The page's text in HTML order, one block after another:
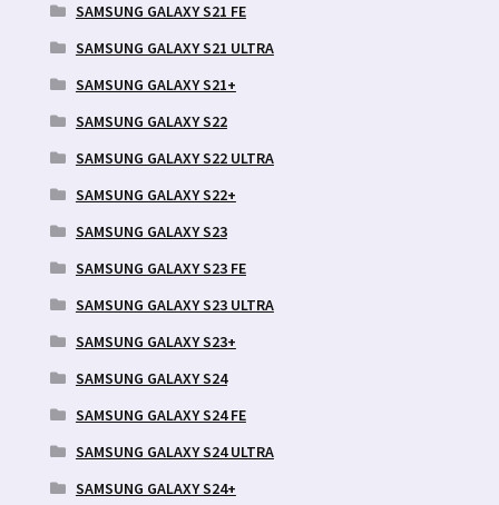
SAMSUNG GALAXY S21 FE
SAMSUNG GALAXY S21 ULTRA
SAMSUNG GALAXY S21+
SAMSUNG GALAXY S22
SAMSUNG GALAXY S22 ULTRA
SAMSUNG GALAXY S22+
SAMSUNG GALAXY S23
SAMSUNG GALAXY S23 FE
SAMSUNG GALAXY S23 ULTRA
SAMSUNG GALAXY S23+
SAMSUNG GALAXY S24
SAMSUNG GALAXY S24 FE
SAMSUNG GALAXY S24 ULTRA
SAMSUNG GALAXY S24+